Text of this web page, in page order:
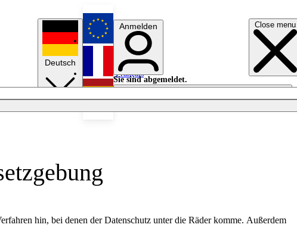
Close menu
Deutsch
English
Français
Anmelden
Sie sind abgemeldet.
Anmelden
Licht aus
hin, bei denen der Datenschutz unter die Räder komme. Außerdem